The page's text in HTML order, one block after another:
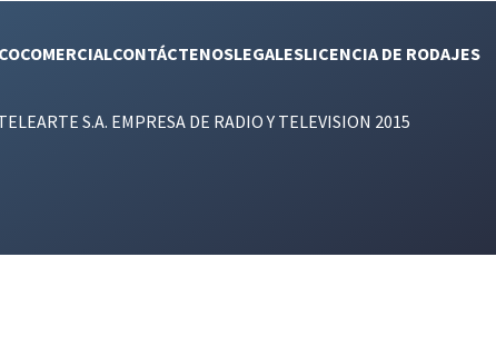
COMERCIALCONTÁCTENOSLEGALESLICENCIA DE RODAJES
S.A. EMPRESA DE RADIO Y TELEVISION 2015